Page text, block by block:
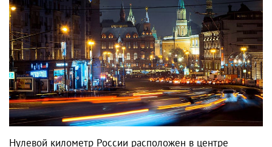
Нулевой километр России расположен в центре